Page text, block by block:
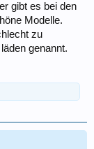
gibt es bei den
Modelle.
zu
genannt.